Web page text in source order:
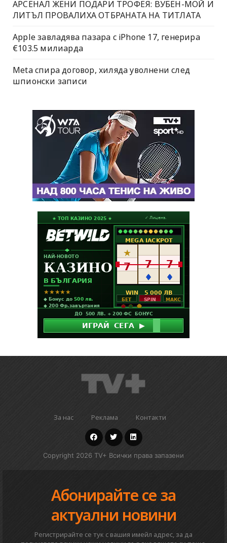
АРСЕНАЛ ЖЕНИ ПОДАРИ ТРОФЕЯ: ВУБЕН-МОЙ И
ЛИТЪЛ ПРОВАЛИХА ОТБРАНАТА НА ТИТЛАТА
Apple завладява пазара с iPhone 17, генерира
€103.5 милиарда
Meta спира договор, хиляда уволнени след
шпионски записи
За нас Реклама Контакти
Copyright 2026 TV+ Всички права запазени
Абонирайте се за
актуални новини
Регистрирайте се тук с вашия имейл адрес, за да